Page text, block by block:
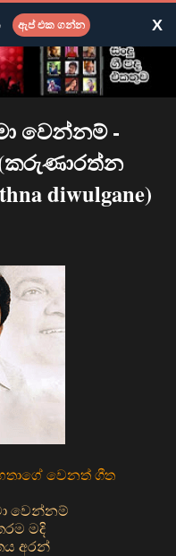
වෙන්නම් -
(කරුණාරත්න
diwulgane)
වෙනත් ගීත
වෙන්නම්
මදි
අරන්
ඇප් එක ගන්න X